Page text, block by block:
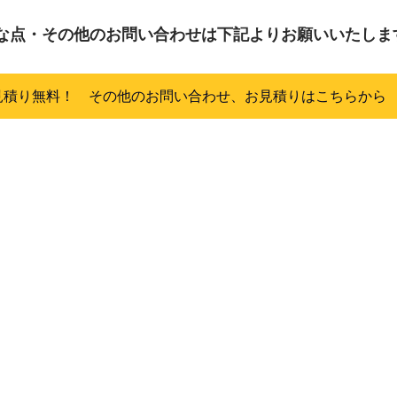
ご不明な点・その他のお問い合わせは下記よりお願いいたし
積り無料！ その他のお問い合わせ、お見積りはこちらから